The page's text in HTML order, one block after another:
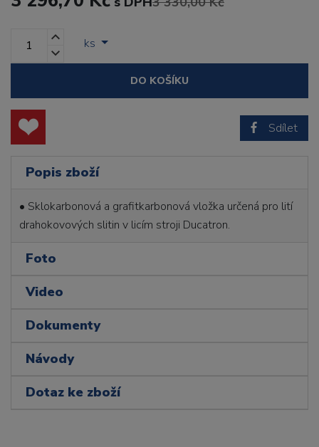
ks
DO KOŠÍKU
Sdílet
Popis zboží
• Sklokarbonová a grafitkarbonová vložka určená pro lití
drahokovových slitin v licím stroji Ducatron.
Foto
Video
Dokumenty
Návody
Dotaz ke zboží